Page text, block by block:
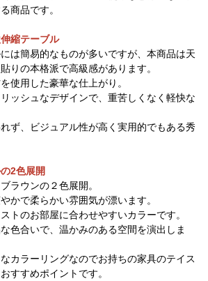
商品です。
縮テーブル
は簡易的なものが多いですが、本商品は天
りの本格派で高級感があります。
使用した豪華な仕上がり。
ッシュなデザインで、重苦しくなく軽快な
ず、ビジュアル性が高く実用的でもある秀
2色展開
ラウンの２色展開。
かで柔らかい雰囲気が漂います。
トのお部屋に合わせやすいカラーです。
色合いで、温かみのある空間を演出しま
カラーリングなのでお持ちの家具のテイス
すすめポイントです。